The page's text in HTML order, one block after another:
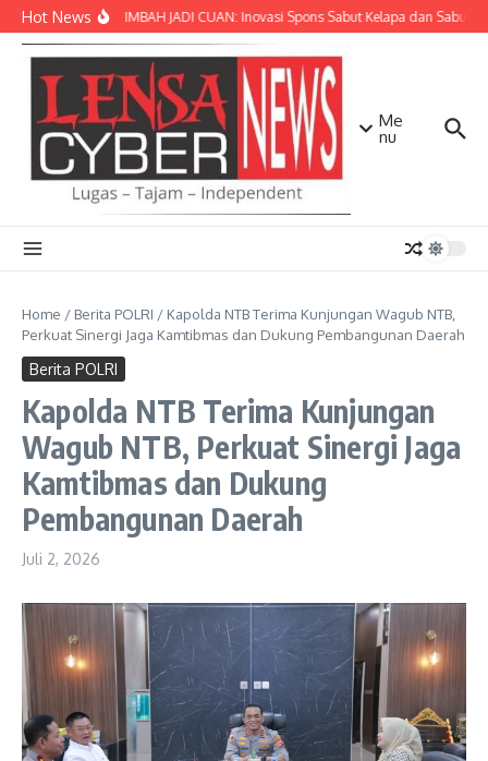
Lewati ke konten
Hot NewsSULAP LIMBAH JADI CUAN: Inovasi Spons Sabut Kelapa dan Sabun
Me
nu
Home / Berita POLRI / Kapolda NTB Terima Kunjungan Wagub NTB,
Perkuat Sinergi Jaga Kamtibmas dan Dukung Pembangunan Daerah
Berita POLRI
Kapolda NTB Terima Kunjungan
Wagub NTB, Perkuat Sinergi Jaga
Kamtibmas dan Dukung
Pembangunan Daerah
Juli 2, 2026